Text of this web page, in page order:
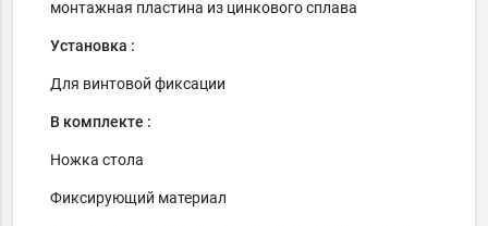
монтажная пластина из цинкового сплава
Установка :
Для винтовой фиксации
В комплекте :
Ножка стола
Фиксирующий материал